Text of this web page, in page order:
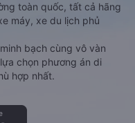
toàn quốc, tất cả hãng
máy, xe du lịch phủ
bạch cùng vô vàn
chọn phương án di
hợp nhất.